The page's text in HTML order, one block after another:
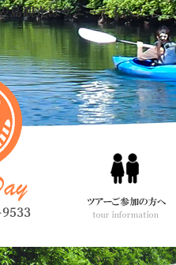
島観光はサニーデイへ！